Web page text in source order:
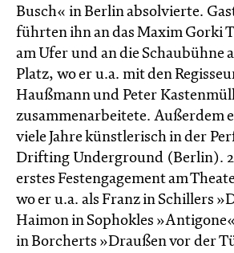
Busch« in Berlin absolvierte.
führten ihn an das Maxim Gorki
am Ufer und an die Schaubühne
Platz, wo er u.a. mit den
Haußmann und Peter
zusammenarbeitete. Außerdem
viele Jahre künstlerisch in der
Drifting Underground (Berlin).
erstes Festengagement am
wo er u.a. als Franz in Schillers
Haimon in Sophokles
in Borcherts »Draußen vor der